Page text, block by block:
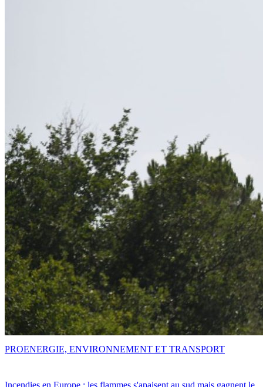
Incendies en Europe : les flammes s'apaisent au sud mais gagnent le
PROENERGIE, ENVIRONNEMENT ET TRANSPORT